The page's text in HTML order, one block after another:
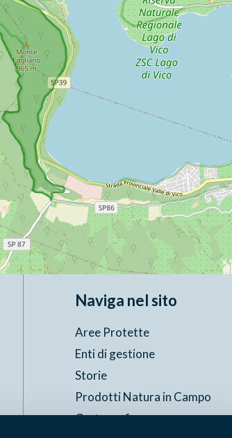
Naviga nel sito
Aree Protette
Enti di gestione
Storie
Prodotti Natura in Campo
Cartografie